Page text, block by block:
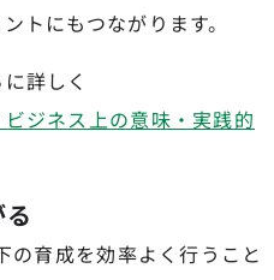
トにもつながります。
詳しく
ジネス上の意味・実践的
育成を効率よく行うこと